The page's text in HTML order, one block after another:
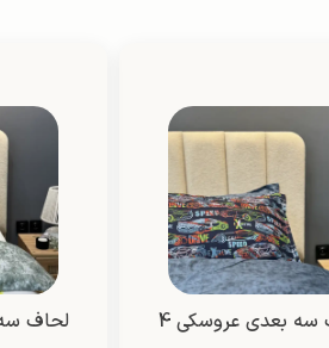
لحاف سه بعدی عروسکی 4